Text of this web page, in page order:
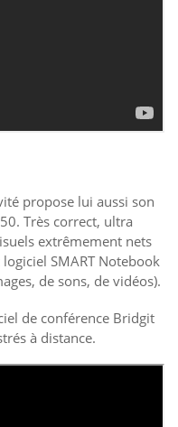
propose lui aussi son
Très correct, ultra
extrêmement nets
SMART Notebook
de sons, de vidéos).
de conférence Bridgit
à distance.